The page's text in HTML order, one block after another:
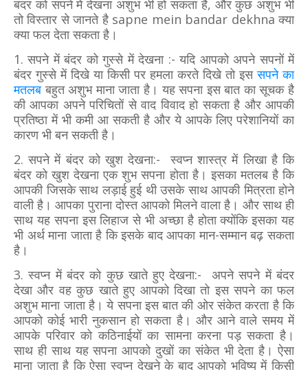
बंदर को सपने में देखना अशुभ भी हो सकता है, और कुछ अशुभ भी
तो विस्तार से जानते है sapne mein bandar dekhna क्या
क्या फल देता सकता है।
1. सपने में बंदर को गुस्से में देखना :- यदि आपको अपने सपनों में
बंदर गुस्से में दिखे या किसी पर हमला करते दिखे तो इससपने का
मतलब बहुत अशुभ माना जाता है। यह सपना इस बात का सूचक है
की आपका अपने परिचितों से वाद विवाद हो सकता है और आपकी
प्रतिष्ठा में भी कमी आ सकती है और ये आपके लिए परेशानियों का
कारण भी बन सकती है।
2. सपने में बंदर को खुश देखना:- स्वप्न शास्त्र में लिखा है कि
बंदर को खुश देखना एक शुभ सपना होता है। इसका मतलब है कि
आपकी जिसके साथ लड़ाई हुई थी उसके साथ आपकी मित्रता होने
वाली है। आपका पुराना दोस्त आपको मिलने वाला है। और साथ ही
साथ यह सपना इस लिहाज से भी अच्छा है होता क्योंकि इसका यह
भी अर्थ माना जाता है कि इसके बाद आपका मान-सम्मान बढ़ सकता
है।
3. स्वप्न में बंदर को कुछ खाते हुए देखना:- अपने सपने में बंदर
देखा और वह कुछ खाते हुए आपको दिखा तो इस सपने का फल
अशुभ माना जाता है। ये सपना इस बात की ओर संकेत करता है कि
आपको कोई भारी नुकसान हो सकता है। और आने वाले समय में
आपके परिवार को कठिनाईयों का सामना करना पड़ सकता है।
साथ ही साथ यह सपना आपको दुखों का संकेत भी देता है। ऐसा
माना जाता है कि ऐसा स्वप्न देखने के बाद आपको भविष्य में किसी